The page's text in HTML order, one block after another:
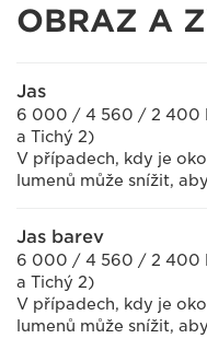
OBRAZ A
Jas
6 000 / 4 560 / 2 400
a Tichý 2)
V případech, kdy je
lumenů může snížit,
Jas barev
6 000 / 4 560 / 2 400
a Tichý 2)
V případech, kdy je
lumenů může snížit,